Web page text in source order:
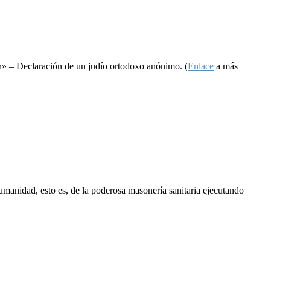
– Declaración de un judío ortodoxo anónimo. (Enlace a más
esto es, de la poderosa masonería sanitaria ejecutando